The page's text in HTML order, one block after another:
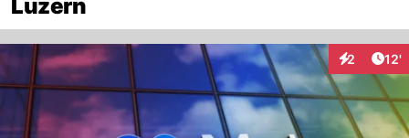
Luzern
2 12'